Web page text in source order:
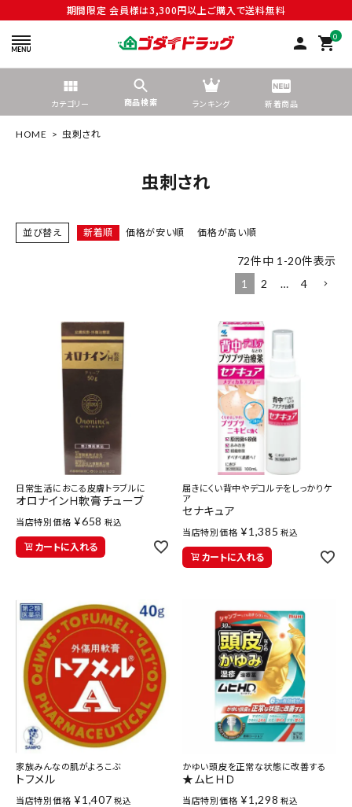
期間限定 会員様は3,300円以上ご購入で送料無料
person 0
shopping_cart
カテゴリー 商品検索 ランキング 新着商品
ACCOUNT MENU
ようこそ ゲスト 様
ログイン
新着商品
医薬品
健康食品
化粧品
食品
インフォメーション
医薬品に関する注意事項
プライバシーポリシー
特定商取引法について
HOME 虫刺され
虫刺され
並び替え 新着順 価格が安い順 価格が高い順
72件中 1 -20件表示
1
2 … 4
日常生活におこる皮膚トラブルに
オロナインＨ軟膏チューブ
当店特別価格 ¥658 税込
カートに入れる
届きにくい背中やデコルテをしっかりケ
ア
セナキュア
当店特別価格 ¥1,385 税込
カートに入れる
家族みんなの肌がよろこぶ
トフメル
当店特別価格 ¥1,407 税込
かゆい頭皮を正常な状態に改善する
★ムヒＨＤ
当店特別価格 ¥1,298 税込